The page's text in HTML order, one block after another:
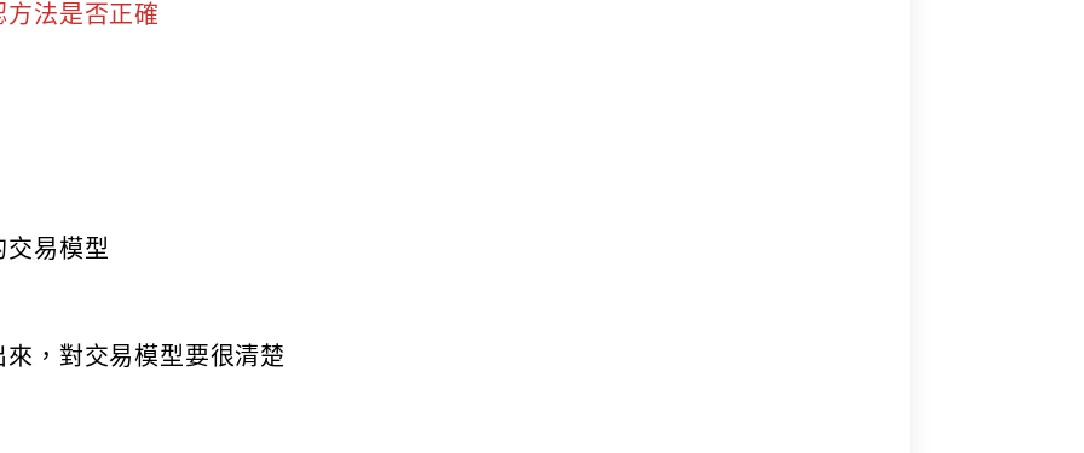
法是否正確
易模型
，對交易模型要很清楚